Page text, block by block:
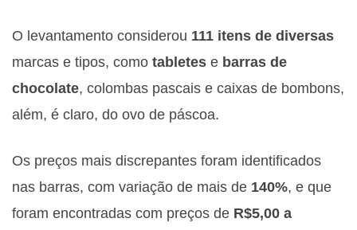
O levantamento considerou 111 itens de diversas
marcas e tipos, como tabletes e barras de
chocolate, colombas pascais e caixas de bombons,
além, é claro, do ovo de páscoa.
Os preços mais discrepantes foram identificados
nas barras, com variação de mais de 140%, e que
foram encontradas com preços de R$5,00 a